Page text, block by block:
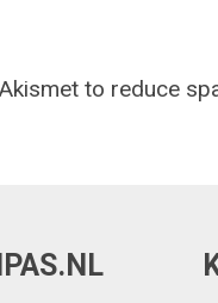
to reduce